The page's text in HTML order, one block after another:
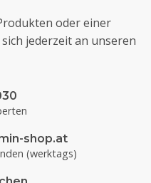
oder einer
jederzeit an unseren
shop.at
(werktags)